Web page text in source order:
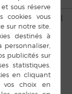
du site| Cookies
|